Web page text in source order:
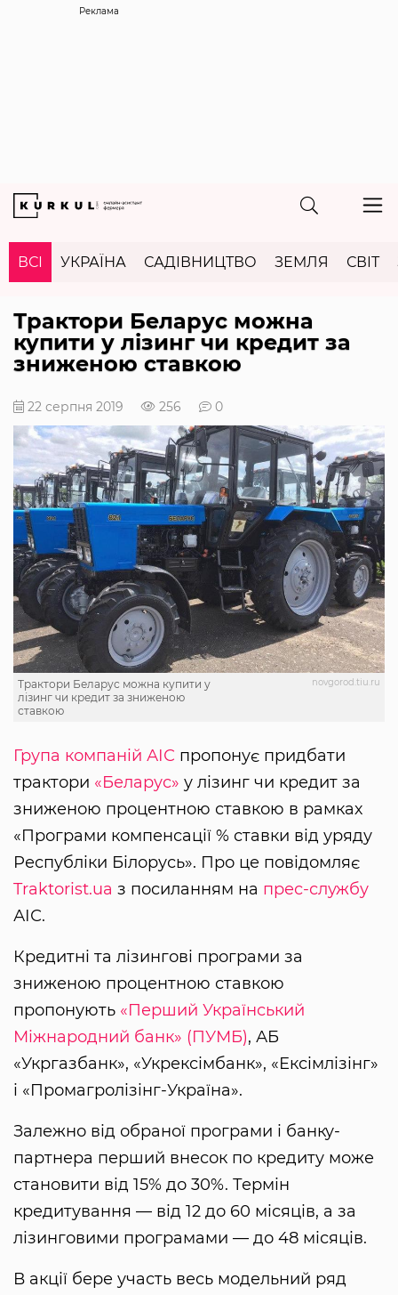
Реклама
ВСІ УКРАЇНА САДІВНИЦТВО ЗЕМЛЯ СВІТ
Трактори Беларус можна
купити у лізинг чи кредит за
зниженою ставкою
22 серпня 2019 256 0
novgorod.tiu.ru
Трактори Беларус можна купити у
лізинг чи кредит за зниженою
ставкою
Група компаній АІС пропонує придбати
трактори «Беларус» у лізинг чи кредит за
зниженою процентною ставкою в рамках
«Програми компенсації % ставки від уряду
Республіки Білорусь». Про це повідомляє
Traktorist.ua з посиланням на прес-службу
АІС.
Кредитні та лізингові програми за
зниженою процентною ставкою
пропонують «Перший Український
Міжнародний банк» (ПУМБ), АБ
«Укргазбанк», «Укрексімбанк», «Ексімлізінг»
і «Промагролізінг-Україна».
Залежно від обраної програми і банку-
партнера перший внесок по кредиту може
становити від 15% до 30%. Термін
кредитування — від 12 до 60 місяців, а за
лізинговими програмами — до 48 місяців.
В акції бере участь весь модельний ряд